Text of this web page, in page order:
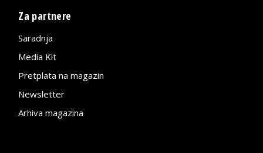
Za partnere
Saradnja
Media Kit
Pretplata na magazin
Newsletter
Arhiva magazina